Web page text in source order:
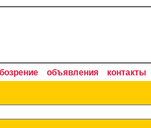
объявления контакты